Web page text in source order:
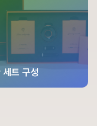
세트 구성